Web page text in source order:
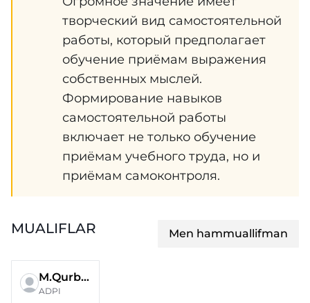
творческий вид самостоятельной
работы, который предполагает
обучение приёмам выражения
собственных мыслей.
Формирование навыков
самостоятельной работы
включает не только обучение
приёмам учебного труда, но и
приёмам самоконтроля.
MUALIFLAR Men hammuallifman
M.Qurbonova
ADPI